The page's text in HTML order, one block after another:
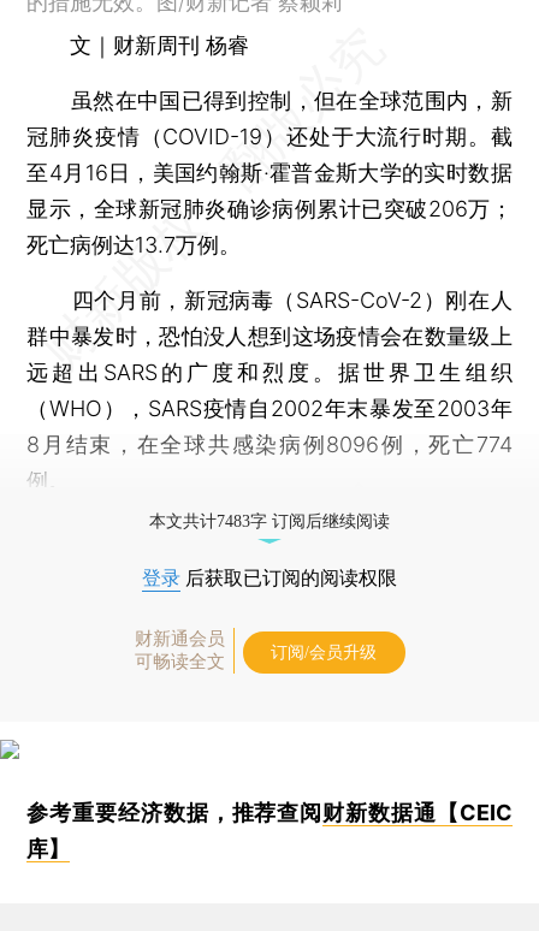
文｜财新周刊 杨睿
虽然在中国已得到控制，但在全球范围内，新
冠肺炎疫情（COVID-19）还处于大流行时期。截
至4月16日，美国约翰斯·霍普金斯大学的实时数据
显示，全球新冠肺炎确诊病例累计已突破206万；
死亡病例达13.7万例。
四个月前，新冠病毒（SARS-CoV-2）刚在人
群中暴发时，恐怕没人想到这场疫情会在数量级上
远超出SARS的广度和烈度。据世界卫生组织
（WHO），SARS疫情自2002年末暴发至2003年
8月结束，在全球共感染病例8096例，死亡774
例。
本文共计7483字 订阅后继续阅读
登录 后获取已订阅的阅读权限
财新通会员
可畅读全文
订阅/会员升级
参考重要经济数据，推荐查阅 财新数据通【CEIC
库】